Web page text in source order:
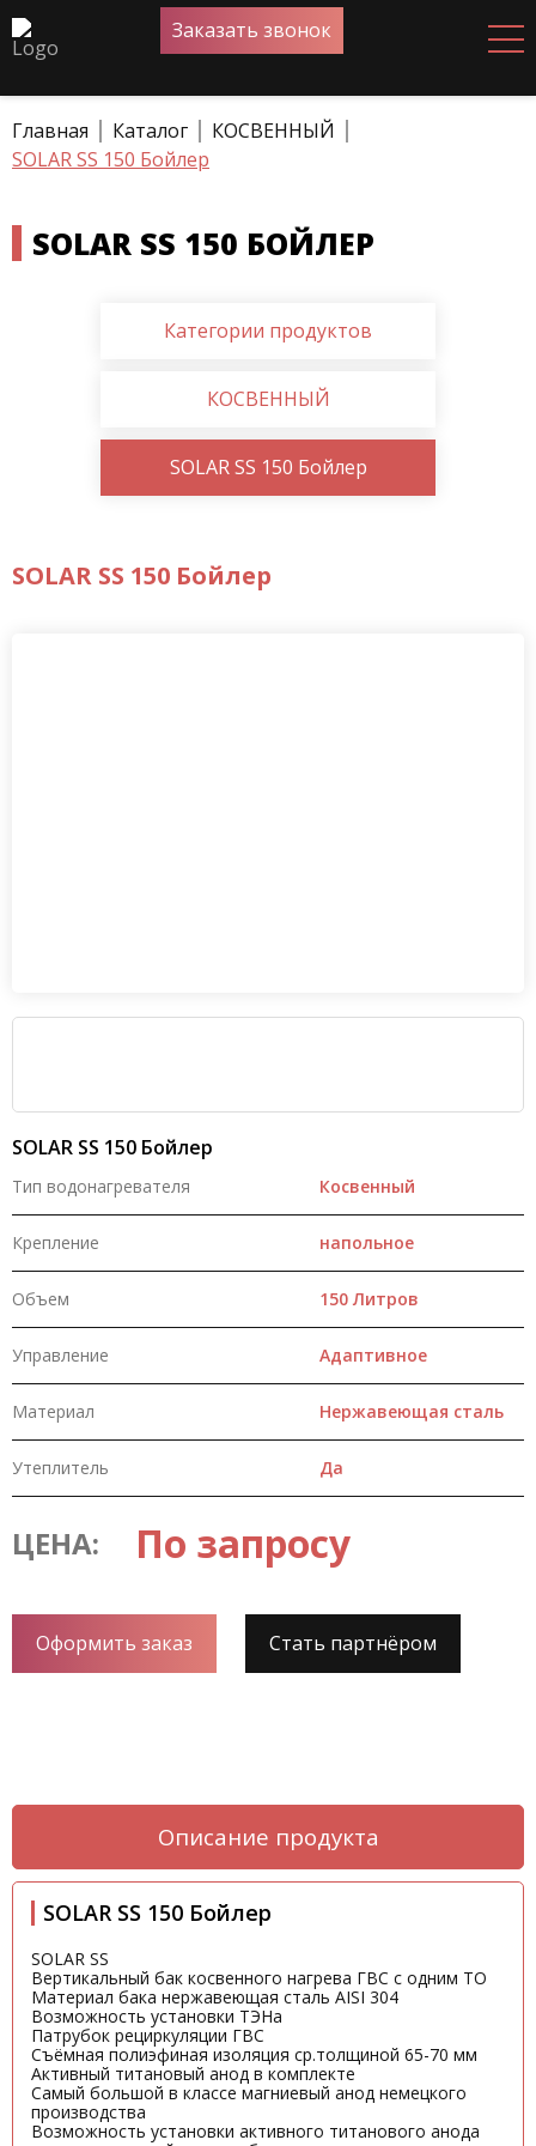
Заказать звонок
Главная Каталог
КОСВЕННЫЙ
SOLAR SS 150 Бойлер
SOLAR SS 150 БОЙЛЕР
Категории продуктов
КОСВЕННЫЙ
SOLAR SS 150 Бойлер
SOLAR SS 150 Бойлер
SOLAR SS 150 Бойлер
Тип водонагревателя Косвенный
Крепление напольное
Объем 150 Литров
Управление Адаптивное
Материал Нержавеющая сталь
Утеплитель Да
ЦЕНА: По запросу
Оформить заказ Стать партнёром
Описание продукта
SOLAR SS 150 Бойлер
SOLAR SS
Вертикальный бак косвенного нагрева ГВС с одним ТО
Материал бака нержавеющая сталь AISI 304
Возможность установки ТЭНа
Патрубок рециркуляции ГВС
Съёмная полиэфиная изоляция ср.толщиной 65-70 мм
Активный титановый анод в комплекте
Самый большой в классе магниевый анод немецкого
производства
Возможность установки активного титанового анода